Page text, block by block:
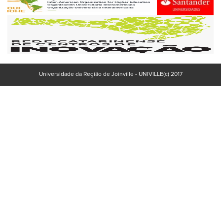
Universidade da Região de Joinville - UNIVILLE(c) 2017